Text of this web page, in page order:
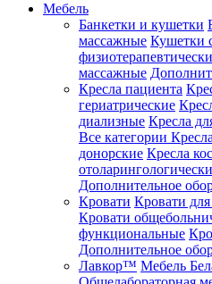
Мебель
Банкетки и кушетки
массажные Кушетки
массажные
Кресла пациента
гериатрические
диализные Кресла
Все категории
донорские Кресла
Дополнительное
Кровати Кровати
Кровати
функциональные
Дополнительное
Лавкор™ Мебель